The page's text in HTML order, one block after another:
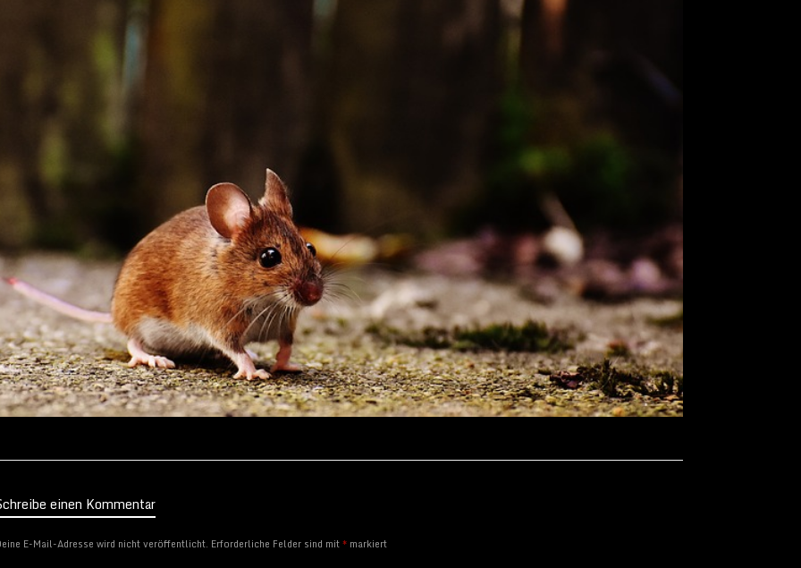
einen Kommentar
E-Mail-Adresse wird nicht veröffentlicht. Erforderliche Felder sind mit* markiert